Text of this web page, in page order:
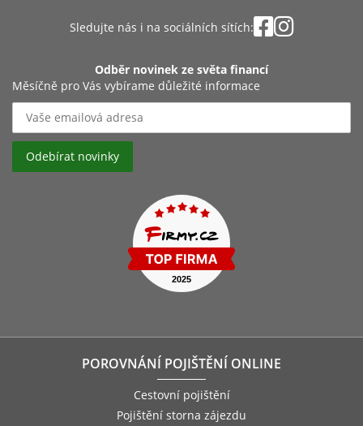
Sledujte nás i na sociálních sítích:
Odběr novinek ze světa financí
Měsíčně pro Vás vybírame důležité informace
POROVNÁNÍ POJIŠTĚNÍ ONLINE
Cestovní pojištění
Pojištění storna zájezdu